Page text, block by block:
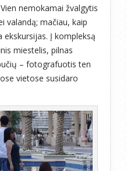
nemokamai žvalgytis
valandą; mačiau, kaip
ekskursijas. Į kompleksą
miestelis, pilnas
– fotografuotis ten
vietose susidaro